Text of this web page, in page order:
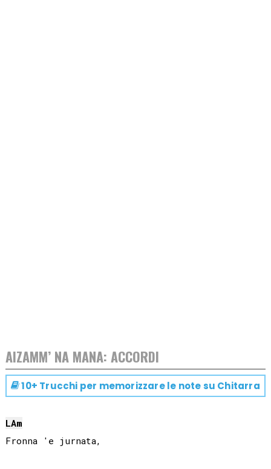
AIZAMM’ NA MANA: ACCORDI
10+ Trucchi per memorizzare le note su Chitarra
LAm
Fronna 'e jurnata,